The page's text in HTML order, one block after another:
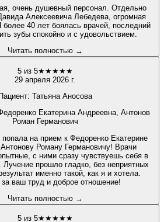
очень душевный персонал. Отдельно
Алексеевича Лебедева, огромная
более 40 лет боялась врачей, последний
зубы спокойно и с удовольствием.
Читать полностью →
5из 5★★★★★
29 апреля 2026 г.
Пациент: Татьяна Аносова
Екатерина Андреевна, Антонов
Роман Германович
на прием к Федоренко Екатерине
Роману Германовичу! Врачи
с ними сразу чувствуешь себя в
Лучение прошло гладко, без неприятных
именно такой, как я и хотела.
ваш труд и доброе отношение!
Читать полностью →
5из 5★★★★★